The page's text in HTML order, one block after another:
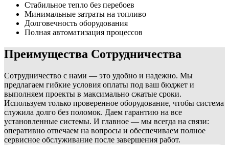
Стабильное тепло без перебоев
Минимальные затраты на топливо
Долговечность оборудования
Полная автоматизация процессов
Преимущества Сотрудничества
Сотрудничество с нами — это удобно и надежно. Мы
предлагаем гибкие условия оплаты под ваш бюджет и
выполняем проекты в максимально сжатые сроки.
Используем только проверенное оборудование, чтобы система
служила долго без поломок. Даем гарантию на все
установленные системы. И главное — мы всегда на связи:
оперативно отвечаем на вопросы и обеспечиваем полное
сервисное обслуживание после завершения работ.